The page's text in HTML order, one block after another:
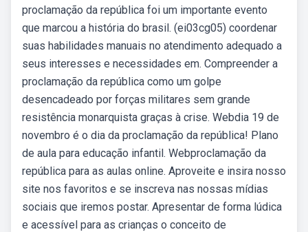
proclamação da república foi um importante evento
que marcou a história do brasil. (ei03cg05) coordenar
suas habilidades manuais no atendimento adequado a
seus interesses e necessidades em. Compreender a
proclamação da república como um golpe
desencadeado por forças militares sem grande
resistência monarquista graças à crise. Webdia 19 de
novembro é o dia da proclamação da república! Plano
de aula para educação infantil. Webproclamação da
república para as aulas online. Aproveite e insira nosso
site nos favoritos e se inscreva nas nossas mídias
sociais que iremos postar. Apresentar de forma lúdica
e acessível para as crianças o conceito de